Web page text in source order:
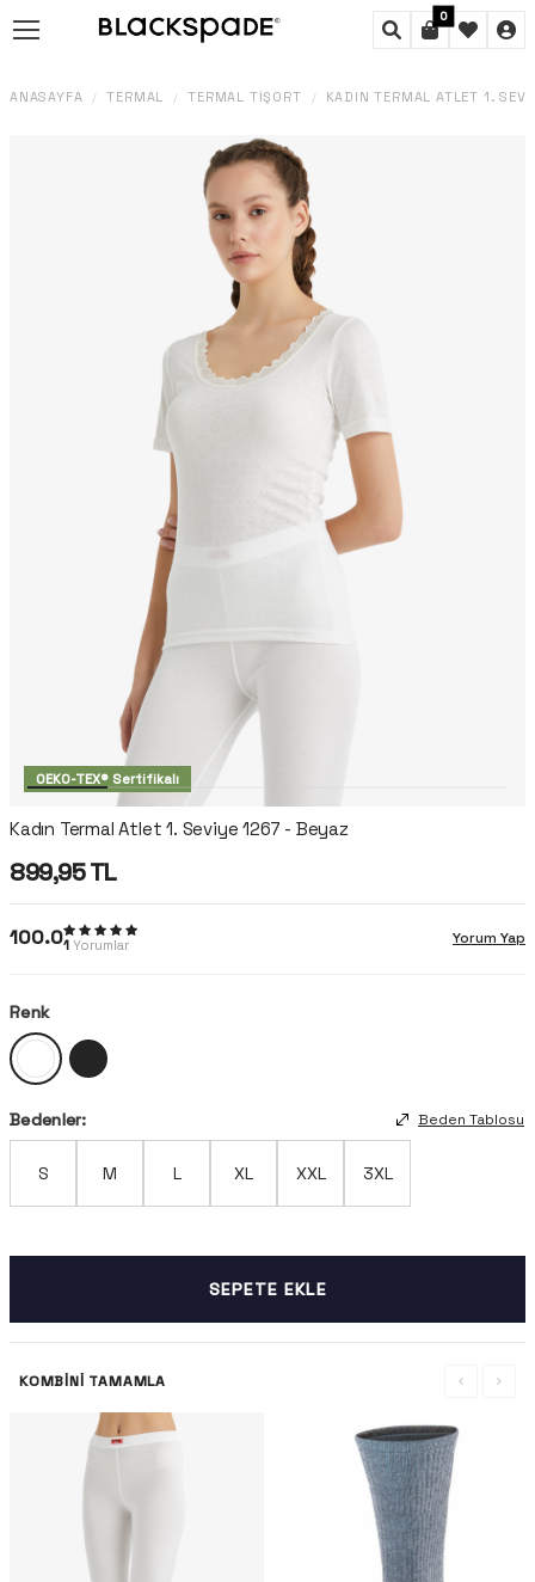
0
ANASAYFA / TERMAL / TERMAL TIŞÖRT / KADIN TERMAL ATLET 1.
OEKO-TEX® Sertifikalı
Kadın Termal Atlet 1. Seviye 1267 - Beyaz
899,95TL
100.01 Yorumlar Yorum Yap
Renk
Bedenler: Beden Tablosu
S M L XL XXL 3XL
SEPETE EKLE
KOMBINI TAMAMLA